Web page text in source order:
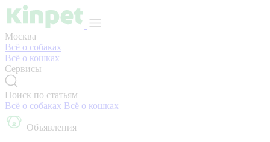
Москва
Всё о собаках
Всё о кошках
Сервисы
Поиск по статьям
Всё о собаках Всё о кошках
Объявления